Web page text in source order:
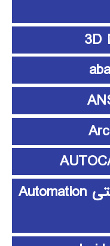
آموزش اتوماسیون صنعتی Automation